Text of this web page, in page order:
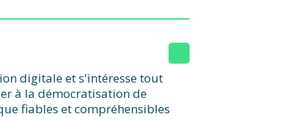
digitale et s'intéresse tout
à la démocratisation de
fiables et compréhensibles